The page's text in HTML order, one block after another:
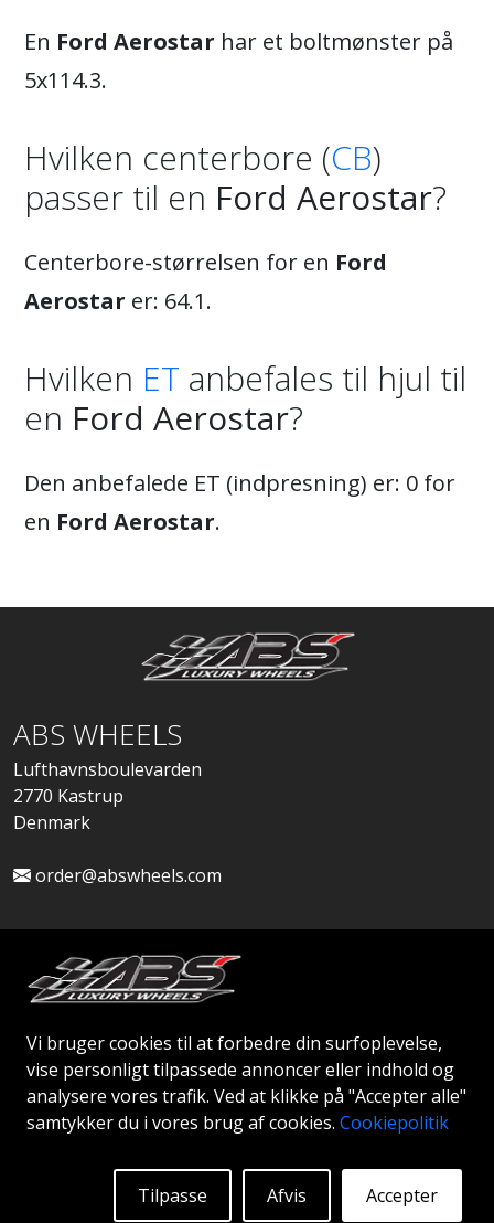
Vi bruger cookies til at forbedre din surfoplevelse,
vise personligt tilpassede annoncer eller indhold og
analysere vores trafik. Ved at klikke på "Accepter alle"
samtykker du i vores brug af cookies. Cookiepolitik
Accepter
Afvis
Tilpasse
En Ford Aerostar har et boltmønster på
5x114.3.
Hvilken centerbore (CB)
passer til en Ford Aerostar?
Centerbore-størrelsen for en Ford
Aerostar er: 64.1.
Hvilken ET anbefales til hjul til
en Ford Aerostar?
Den anbefalede ET (indpresning) er: 0 for
en Ford Aerostar.
ABS WHEELS
Lufthavnsboulevarden
2770 Kastrup
Denmark
order@abswheels.com
Ansøg om Firmakonto